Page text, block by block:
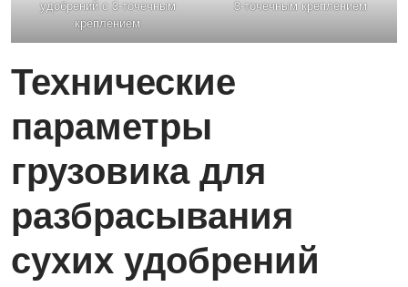
удобрений с 3-точечным
креплением
3-точечным креплением
Технические
параметры
грузовика для
разбрасывания
сухих удобрений